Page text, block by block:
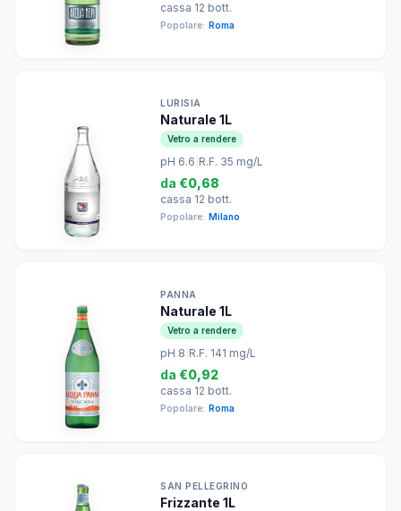
cassa 12 bott.
Popolare: Roma
LURISIA
Naturale 1L
Vetro a rendere
pH 6.6 R.F. 35 mg/L
da €0,68
cassa 12 bott.
Popolare: Milano
PANNA
Naturale 1L
Vetro a rendere
pH 8 R.F. 141 mg/L
da €0,92
cassa 12 bott.
Popolare: Roma
SAN PELLEGRINO
Frizzante 1L